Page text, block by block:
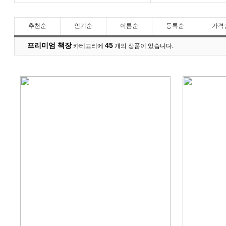
추천순 인기순 이름순 등록순 가격
프리미엄 책장카테고리에 45 개의 상품이 있습니다.